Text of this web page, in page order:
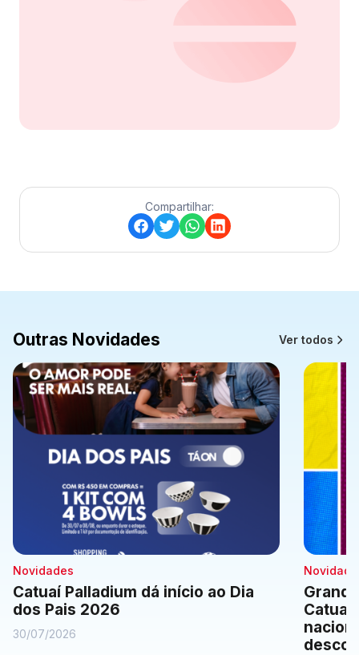
Avenida das Cataratas, 3570 - Vila Yolanda – Foz
Ver local
Comodidades Eventos Cinema
Vitrine Virtual
Compartilhar:
Outras Novidades Ver todos
Novidades
Catuaí Palladium dá início ao Dia
dos Pais 2026
30/07/2026
Catuaí